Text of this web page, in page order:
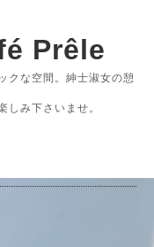
Prêle
クな空間。紳士淑女の憩
しみ下さいませ。